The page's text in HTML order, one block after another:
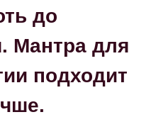
до
Мантра для
подходит